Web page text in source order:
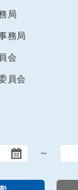
局
務局
会
員会
～
終了日